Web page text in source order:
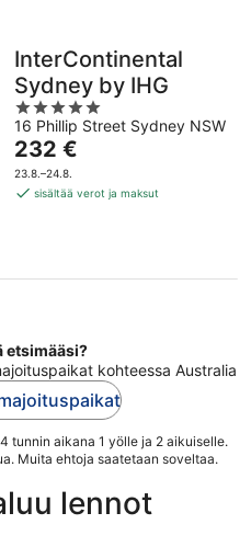
InterContinental
Sydney by IHG
5
out
of
5
16 Phillip Street Sydney NSW
Hinta
on
232 €
232 €
23.8.–24.8.
sisältää verot ja maksut
etsimääsi?
kohteessa Australia
tunnin aikana 1 yölle ja 2 aikuiselle.
Muita ehtoja saatetaan soveltaa.
lennot